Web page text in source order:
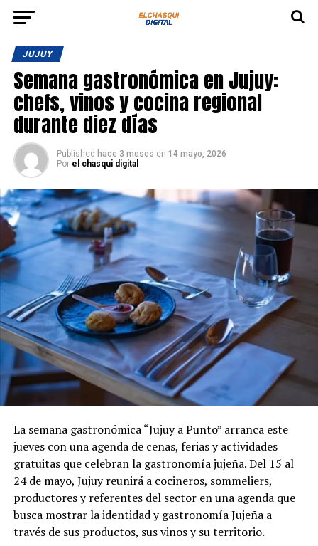
JUJUY
Semana gastronómica en Jujuy:
chefs, vinos y cocina regional
durante diez días
Published hace 3 meses en 14 mayo, 2026
Por el chasqui digital
La semana gastronómica “Jujuy a Punto” arranca este
jueves con una agenda de cenas, ferias y actividades
gratuitas que celebran la gastronomía jujeña. Del 15 al
24 de mayo, Jujuy reunirá a cocineros, sommeliers,
productores y referentes del sector en una agenda que
busca mostrar la identidad y gastronomía Jujeña a
través de sus productos, sus vinos y su territorio.